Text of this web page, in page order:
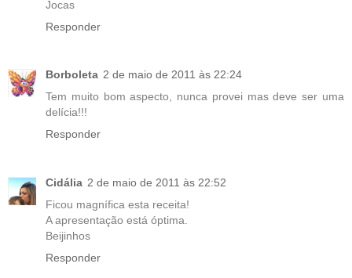
Jocas
Responder
Borboleta 2 de maio de 2011 às 22:24
Tem muito bom aspecto, nunca provei mas deve ser uma
delícia!!!
Responder
Cidália 2 de maio de 2011 às 22:52
Ficou magnífica esta receita!
A apresentação está óptima.
Beijinhos
Responder